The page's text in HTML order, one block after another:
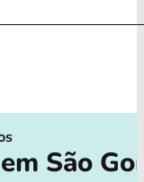
São